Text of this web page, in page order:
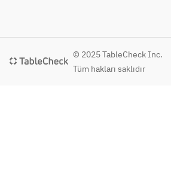
© 2025 TableCheck Inc.
Tüm hakları saklıdır